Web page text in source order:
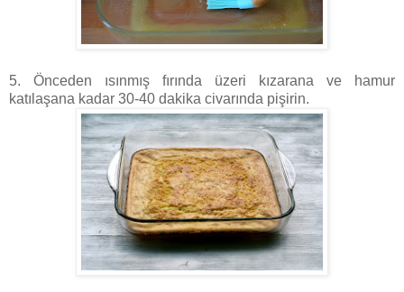
5. Önceden ısınmış fırında üzeri kızarana ve hamur
katılaşana kadar 30-40 dakika civarında pişirin.